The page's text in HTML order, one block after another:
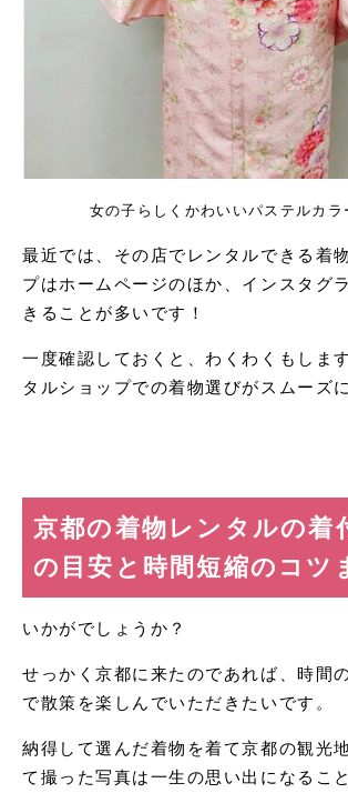
女の子らしくかわいいパステルカラ
最近では、その店でレンタルできる着
プはホームページのほか、インスタグ
きることが多いです！
一度確認しておくと、わくわくもしま
タルショップでの着物選びがスムーズ
京都の着物レンタルの着
の目安と時間短縮のコツ
いかがでしょうか？
せっかく京都に来たのであれば、時間
で散策を楽しんでいただきたいです。
納得して選んだ着物を着て京都の観光
て撮った写真は一生の思い出になるこ